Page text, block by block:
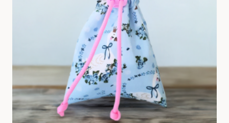
Produktseite
werden